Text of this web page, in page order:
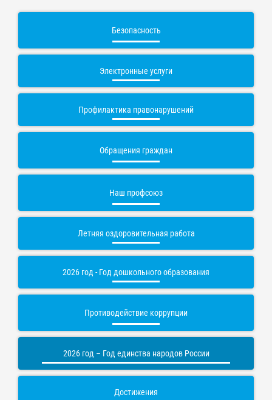
Безопасность
Электронные услуги
Профилактика правонарушений
Обращения граждан
Наш профсоюз
Летняя оздоровительная работа
2026 год - Год дошкольного образования
Противодействие коррупции
2026 год – Год единства народов России
Достижения